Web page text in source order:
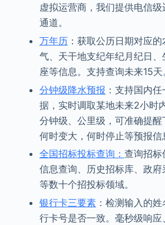
虚拟运营商，我们提供电信
通道。
万年历：获取公历日期对应
气、天干地支纪年纪月纪日
座等信息。支持查询未来15天
分钟级降水预报 ：支持国内
据，实时调取某地未来2小时
分钟级、公里级，可准确提醒
何时变大，何时停止等预报信
全国招标投标查询： 查询招标
信息查询、历史招标库、政
等数十个招投标领域。
银行卡三要素：检测输入的姓
行卡号是否一致。毫秒级响